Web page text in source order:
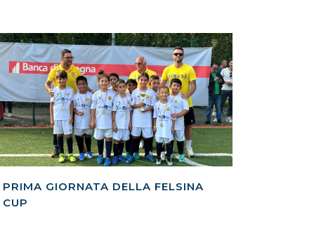
PRIMA GIORNATA DELLA FELSINA
CUP